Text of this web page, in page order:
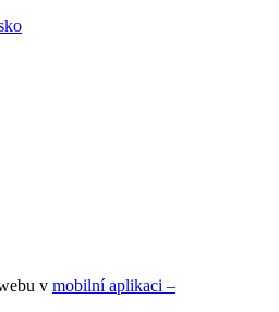
v mobilní aplikaci –